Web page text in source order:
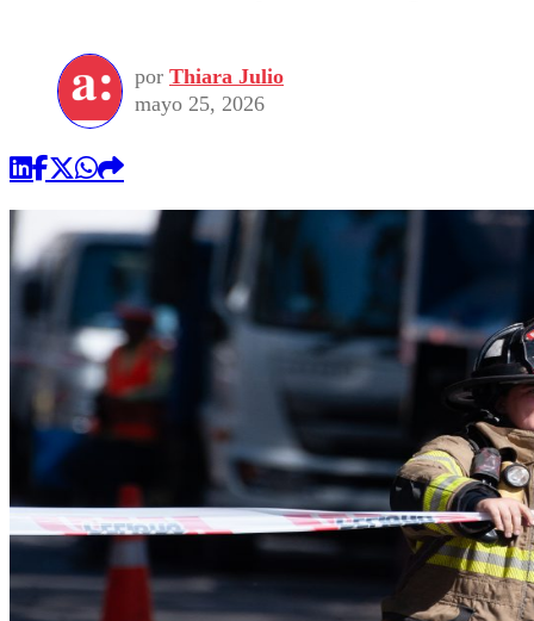
por Thiara Julio
mayo 25, 2026